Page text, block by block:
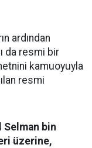
ardından
da resmi bir
kamuoyuyla
resmi
Selman bin
üzerine,